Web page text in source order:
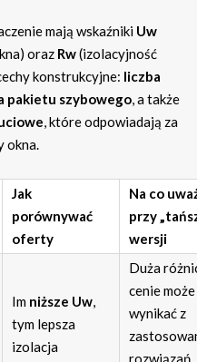
mają wskaźniki Uw
oraz Rw(izolacyjność
konstrukcyjne: liczba
pakietu szybowego, a także
, które odpowiadają za
okna.
Jak
porównywać
oferty
Na co
przy
wersji
Im niższe Uw,
tym lepsza
izolacja
Duża
cenie może
wynikać z